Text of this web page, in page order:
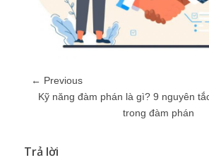
← Previous
Kỹ năng đàm phán là gì? 9 nguyên
trong đàm phán
Trả lời